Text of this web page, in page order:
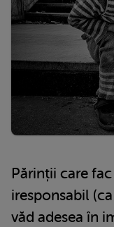
Părinții care
iresponsabil
văd adesea în